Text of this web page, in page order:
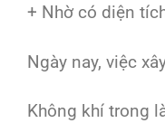
+ Nhờ có diện
Ngày nay, việc
Không khí trong